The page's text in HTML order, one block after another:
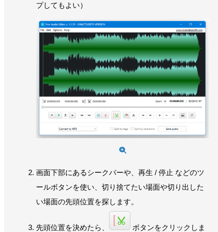
プしてもよい）
画面下部にあるシークバーや、再生 / 停止 などのツ
ールボタンを使い、切り捨てたい場面や切り出した
い場面の先頭位置を探します。
先頭位置を決めたら、
ボタンをクリックしま